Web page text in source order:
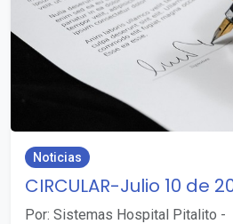
Noticias
CIRCULAR-Julio 10 de
Por: Sistemas Hospital Pitalito -